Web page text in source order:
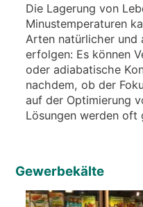
Die Lagerung von
Minustemperaturen
Arten natürlicher und
erfolgen: Es können
oder adiabatische
nachdem, ob der
auf der Optimierung
Lösungen werden oft
Gewerbekälte